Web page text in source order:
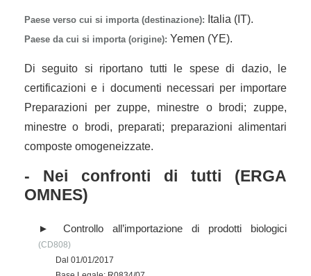
Paese verso cui si importa (destinazione): Italia (IT).
Paese da cui si importa (origine): Yemen (YE).
Di seguito si riportano tutti le spese di dazio, le
certificazioni e i documenti necessari per importare
Preparazioni per zuppe, minestre o brodi; zuppe,
minestre o brodi, preparati; preparazioni alimentari
composte omogeneizzate.
- Nei confronti di tutti (ERGA
OMNES)
Controllo all’importazione di prodotti biologici
(CD808)
Dal 01/01/2017